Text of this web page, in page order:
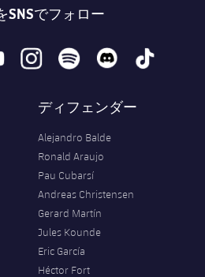
SNSでフォロー
instagramspotify discord tiktok
ディフェンダー
Alejandro Balde
Ronald Araujo
Pau Cubarsí
Andreas Christensen
Gerard Martín
Jules Kounde
Eric García
Héctor Fort